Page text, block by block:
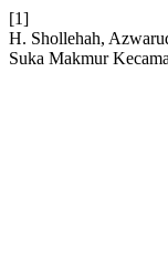
[1]
H. Shollehah,
Suka Makmur